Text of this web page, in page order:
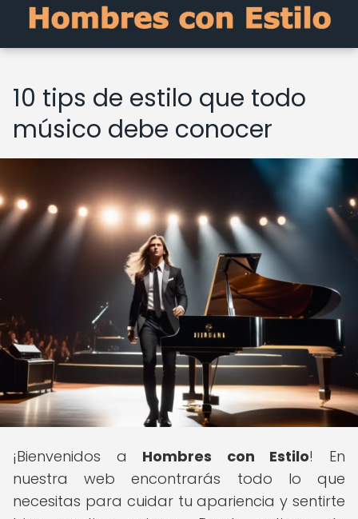
10 tips de estilo que todo
músico debe conocer
¡Bienvenidos a Hombres con Estilo! En
nuestra web encontrarás todo lo que
necesitas para cuidar tu apariencia y sentirte